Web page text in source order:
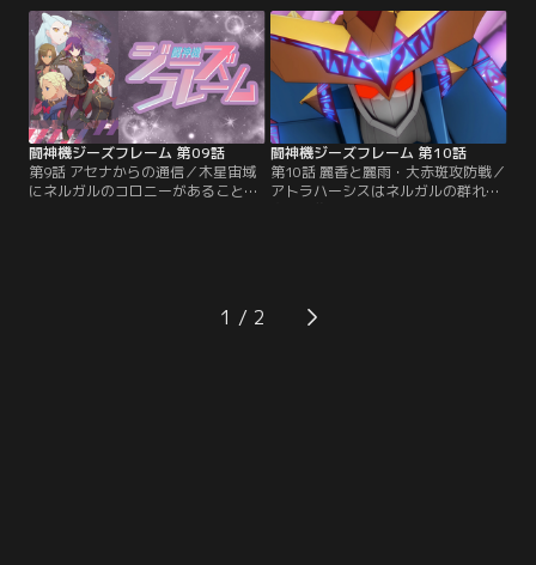
した不思議な浮遊物を見つけて船内
に持ち込む。淡い燐光を放つそれを
見つめているとなぜか幸せな気分に
なり、麗香は瓶に入れて枕元に置い
て眠るのだった。その日から姉・麗
雨の夢を何度も…。【提供：バンダ
イチャンネル】
底へと沈むガンダルヴァ。宇宙服が
破れ意識が朦朧とする中、ジョティ
スはトロヤ群宙域戦での麗雨との最
後のやりとりを思い出す。----数か
月後、巌たちアゼフメンバーのもと
に…。【提供：バンダイチャンネ
ル】
闘神機ジーズフレーム 第09話
第9話 アセナからの通信／木星宙域
にネルガルのコロニーがあることを
る力のすべてを懸けてアトラハーシ
スから出撃する麗香たち。その時、
闘神機ジーズフレーム 第10話
第10話 麗香と麗雨・大赤斑攻防戦／
アトラハーシスはネルガルの群れに
は、巌がポロロの中に組み込んでい
たディバイングレイスエネルギーの
1